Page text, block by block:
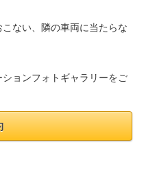
ない、隣の車両に当たらな
ョンフォトギャラリーをご